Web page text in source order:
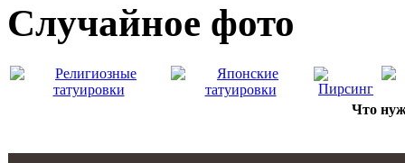
Случайнoе фото
Что